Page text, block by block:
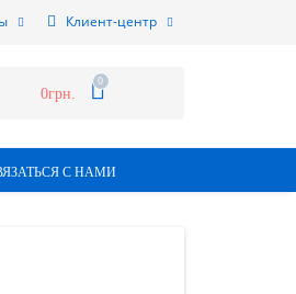
Клиент-центр
0грн.
0
С НАМИ